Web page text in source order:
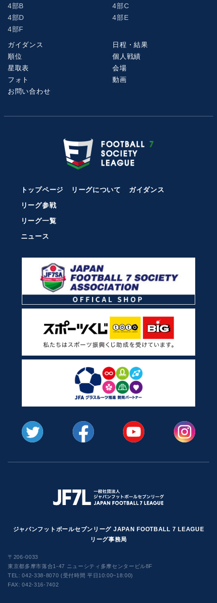
4部B
4部C
4部D
4部E
4部F
ガイダンス
日程・結果
順位
個人戦績
星取表
会場
フォト
動画
お問い合わせ
トップページ リーグについて
ガイダンス
リーグ参戦
リーグ一覧
ニュース
ジャパンフットボールセブンリーグ JAPAN FOOTBALL 7 LEAGUE
リーグ事務局
〒206-0033
東京都多摩市落合1-47 ニューシティ多摩センタービル8F
TEL:042-338-8070 (受付時間 平日10:00~18:00)
FAX: 042-316-7402